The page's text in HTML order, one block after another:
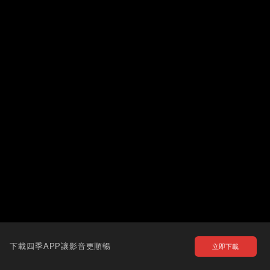
下載四季APP讓影音更順暢 立即下載